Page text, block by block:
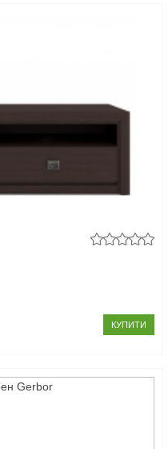
КУПИТИ